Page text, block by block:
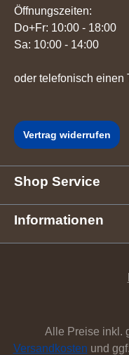
Öffnungszeiten:
Do+Fr: 10:00 - 18:00
Sa: 10:00 - 14:00
oder telefonisch einen
Vertrag widerrufen
Shop Service
Informationen
Alle Preise inkl.
Versandkosten und